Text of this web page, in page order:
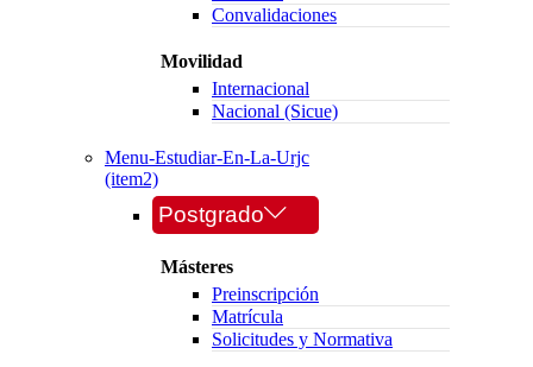
Convalidaciones
Movilidad
Internacional
Nacional (Sicue)
Menu-Estudiar-En-La-Urjc
(item2)
Postgrado
Másteres
Preinscripción
Matrícula
Solicitudes y Normativa